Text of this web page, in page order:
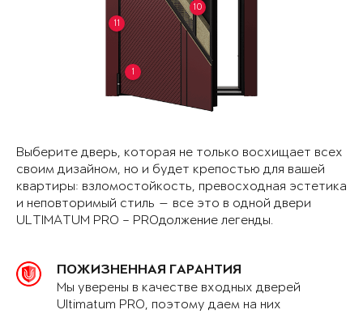
1
10
11
Выберите дверь, которая не только восхищает всех
своим дизайном, но и будет крепостью для вашей
квартиры: взломостойкость, превосходная эстетика
и неповторимый стиль — все это в одной двери
ULTIMATUM PRO – PROдолжение легенды.
ПОЖИЗНЕННАЯ ГАРАНТИЯ
Мы уверены в качестве входных дверей
Ultimatum PRO, поэтому даем на них